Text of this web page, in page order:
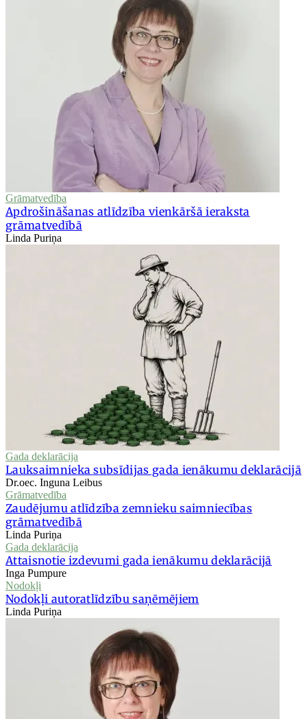
Grāmatvedība
Apdrošināšanas atlīdzība vienkāršā ieraksta
grāmatvedībā
Linda Puriņa
Gada deklarācija
Lauksaimnieka subsīdijas gada ienākumu deklarācijā
Dr.oec. Inguna Leibus
Grāmatvedība
Zaudējumu atlīdzība zemnieku saimniecības
grāmatvedībā
Linda Puriņa
Gada deklarācija
Attaisnotie izdevumi gada ienākumu deklarācijā
Inga Pumpure
Nodokļi
Nodokļi autoratlīdzību saņēmējiem
Linda Puriņa